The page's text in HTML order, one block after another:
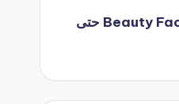
كود خصم بيوتي فاكت Beauty Fact حتى